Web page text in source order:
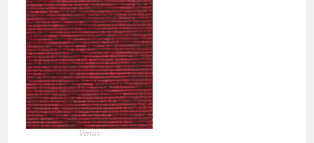
Venus